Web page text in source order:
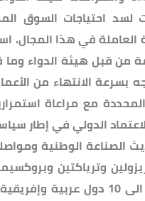
لسد احتياجات السوق
العاملة في هذا
من قبل هيئة الدواء
بسرعة الانتهاء من
مع مراعاة
الدولي في إطار
الصناعة الوطنية
وترياكتين
وتقوم بتصديرها الى 10